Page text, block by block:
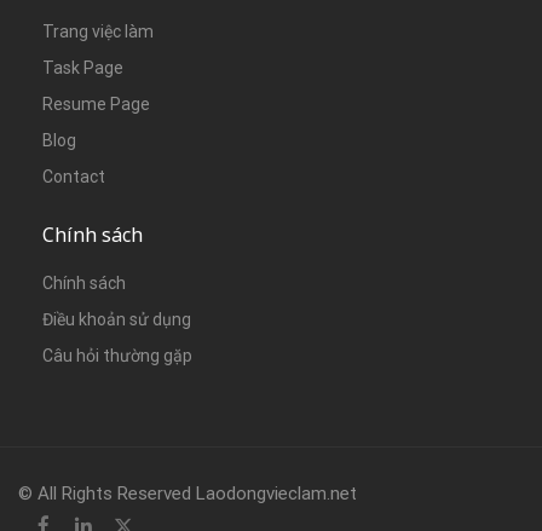
Trang việc làm
Task Page
Resume Page
Blog
Contact
Chính sách
Chính sách
Điều khoản sử dụng
Câu hỏi thường gặp
© All Rights Reserved Laodongvieclam.net